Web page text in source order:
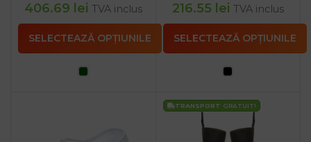
406.69 lei TVA inclus
SELECTEAZĂ OPȚIUNILE
216.55 lei TVA inclus
SELECTEAZĂ OPȚIUNILE
TRANSPORT GRATUIT!